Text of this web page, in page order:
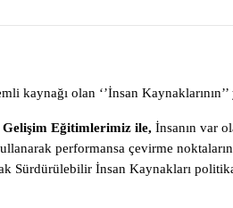
kaynağı olan ‘’İnsan
Eğitimlerimiz ile, İnsanın var
performansa çevirme
Sürdürülebilir İnsan Kaynakları